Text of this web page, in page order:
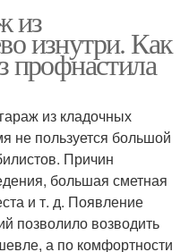
из
изнутри. Как
профнастила
из кладочных
не пользуется большой
Причин
большая сметная
и т. д. Появление
позволило возводить
а по комфортности